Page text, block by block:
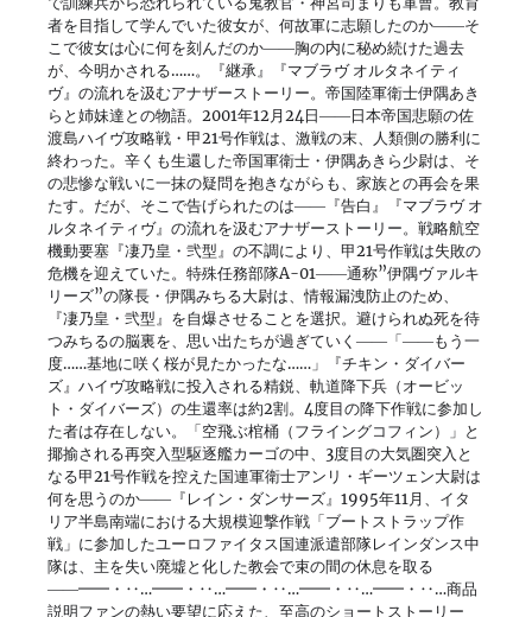
者を目指して学んでいた彼女が、何故軍に志願したのか――そ
こで彼女は心に何を刻んだのか――胸の内に秘め続けた過去
が、今明かされる……。『継承』『マブラヴ オルタネイティ
ヴ』の流れを汲むアナザーストーリー。帝国陸軍衛士伊隅あき
らと姉妹達との物語。2001年12月24日――日本帝国悲願の佐
渡島ハイヴ攻略戦・甲21号作戦は、激戦の末、人類側の勝利に
終わった。辛くも生還した帝国軍衛士・伊隅あきら少尉は、そ
の悲惨な戦いに一抹の疑問を抱きながらも、家族との再会を果
たす。だが、そこで告げられたのは――『告白』『マブラヴ オ
ルタネイティヴ』の流れを汲むアナザーストーリー。戦略航空
機動要塞『凄乃皇・弐型』の不調により、甲21号作戦は失敗の
危機を迎えていた。特殊任務部隊A-01――通称”伊隅ヴァルキ
リーズ”の隊長・伊隅みちる大尉は、情報漏洩防止のため、
『凄乃皇・弐型』を自爆させることを選択。避けられぬ死を待
つみちるの脳裏を、思い出たちが過ぎていく――「――もう一
度……基地に咲く桜が見たかったな……」『チキン・ダイバー
ズ』ハイヴ攻略戦に投入される精鋭、軌道降下兵（オービッ
ト・ダイバーズ）の生還率は約2割。4度目の降下作戦に参加し
た者は存在しない。「空飛ぶ棺桶（フライングコフィン）」と
揶揄される再突入型駆逐艦カーゴの中、3度目の大気圏突入と
なる甲21号作戦を控えた国連軍衛士アンリ・ギーツェン大尉は
何を思うのか――『レイン・ダンサーズ』1995年11月、イタ
リア半島南端における大規模迎撃作戦「ブートストラップ作
戦」に参加したユーロファイタス国連派遣部隊レインダンス中
隊は、主を失い廃墟と化した教会で束の間の休息を取る
――━━・‥…━━・‥…━━・‥…━━・‥…━━・‥…商品
説明ファンの熱い要望に応えた、至高のショートストーリー